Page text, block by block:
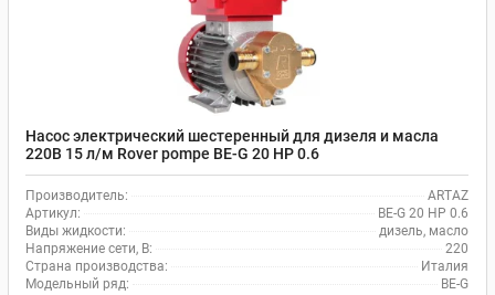
Насос электрический шестеренный для дизеля и масла
220В 15 л/м Rover pompe BE-G 20 HP 0.6
Производитель:
ARTAZ
Артикул:
BE-G 20 HP 0.6
Виды жидкости:
дизель, масло
Напряжение сети, В:
220
Страна производства:
Италия
Модельный ряд:
BE-G